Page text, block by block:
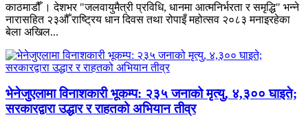
काठमाडौँ । देशभर "जलवायुमैत्री प्रविधि, धानमा आत्मनिर्भरता र समृद्धि" भन्ने
नारासहित २३औँ राष्ट्रिय धान दिवस तथा रोपाइँ महोत्सव २०८३ मनाइरहेका
बेला अखिल...
भेनेजुएलामा विनाशकारी भूकम्प: २३५ जनाको मृत्यु, ४,३०० घाइते;
सरकारद्वारा उद्धार र राहतको अभियान तीव्र